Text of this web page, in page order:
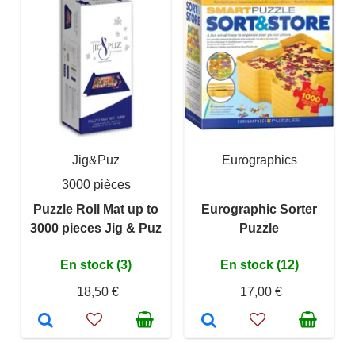
Jig&Puz
3000 pièces
Puzzle Roll Mat up to
3000 pieces Jig & Puz
En stock (3)
18,50 €
Eurographics
Eurographic Sorter
Puzzle
En stock (12)
17,00 €